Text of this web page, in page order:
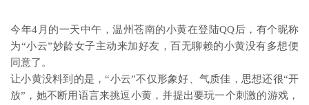
今年4月的一天中午，温州苍南的小黄在登陆QQ后，有个昵称
为“小云”妙龄女子主动来加好友，百无聊赖的小黄没有多想便
同意了。
让小黄没料到的是，“小云”不仅形象好、气质佳，思想还很“开
放”，她不断用语言来挑逗小黄，并提出要玩一个刺激的游戏，